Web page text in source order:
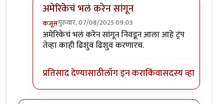
अमेरिकेचं भलं करेन सांगून
कंजूसगुरुवार, 07/08/2025 09:03
In reply toसफरbyमाईसाहेब कुरसूंदीकर
अमेरिकेचं भलं करेन सांगून निवडून आला आहे ट्रंप
तेव्हा काही ढिशुव ढिशुव करणारच.
प्रतिसाद देण्यासाठीलॉग इन कराकिंवासदस्य व्हा